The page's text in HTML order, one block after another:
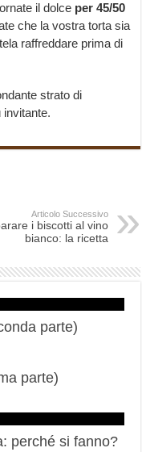
il dolce per 45/50
che la vostra torta sia
raffreddare prima di
strato di
Articolo Successivo
i biscotti al vino
bianco: la ricetta
parte)
parte)
perché si fanno?